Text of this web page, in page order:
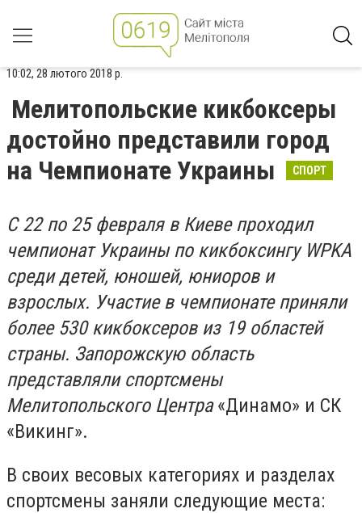
10:02, 28 лютого 2018 р.
Мелитопольские кикбоксеры
достойно представили город
на Чемпионате Украины
СПОРТ
C 22 по 25 февраля в Киеве проходил
чемпионат Украины по кикбоксингу WPKA
среди детей, юношей, юниоров и
взрослых. Участие в чемпионате приняли
более 530 кикбоксеров из 19 областей
страны. Запорожскую область
представляли спортсмены
Мелитопольского Центра«Динамо» и СК
«Викинг».
В своих весовых категориях и разделах
спортсмены заняли следующие места: